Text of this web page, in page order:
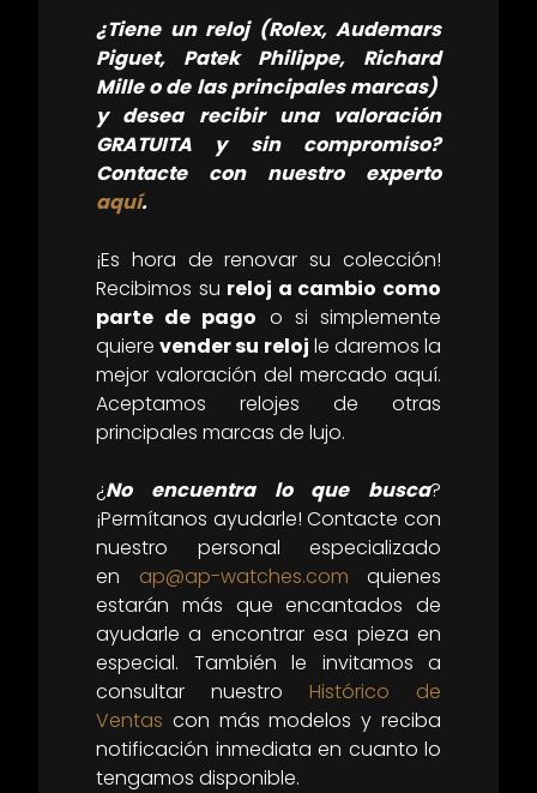
¿Tiene un reloj (Rolex, Audemars
Piguet, Patek Philippe, Richard
Mille o de las principales marcas)
y desea recibir una valoración
GRATUITA y sin compromiso?
Contacte con nuestro experto
aquí.
¡Es hora de renovar su colección!
Recibimos su reloj a cambio como
parte de pago o si simplemente
quierevender su reloj le daremos la
mejor valoración del mercado aquí.
Aceptamos relojes de otras
principales marcas de lujo.
¿No encuentra lo que busca?
¡Permítanos ayudarle! Contacte con
nuestro personal especializado
en ap@ap-watches.com quienes
estarán más que encantados de
ayudarle a encontrar esa pieza en
especial. También le invitamos a
consultar nuestro Histórico de
Ventas con más modelos y reciba
notificación inmediata en cuanto lo
tengamos disponible.